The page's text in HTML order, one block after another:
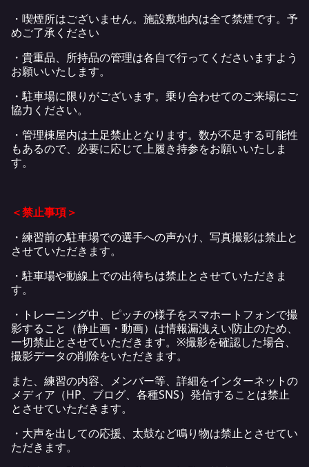
・喫煙所はございません。施設敷地内は全て禁煙です。予
めご了承ください
・貴重品、所持品の管理は各自で行ってくださいますよう
お願いいたします。
・駐車場に限りがございます。乗り合わせてのご来場にご
協力ください。
・管理棟屋内は土足禁止となります。数が不足する可能性
もあるので、必要に応じて上履き持参をお願いいたしま
す。
＜禁止事項＞
・練習前の駐車場での選手への声かけ、写真撮影は禁止と
させていただきます。
・駐車場や動線上での出待ちは禁止とさせていただきま
す。
・トレーニング中、ピッチの様子をスマホートフォンで撮
影すること（静止画・動画）は情報漏洩えい防止のため、
一切禁止とさせていただきます。※撮影を確認した場合、
撮影データの削除をいただきます。
また、練習の内容、メンバー等、詳細をインターネットの
メディア（HP、ブログ、各種SNS）発信することは禁止
とさせていただきます。
・大声を出しての応援、太鼓など鳴り物は禁止とさせてい
ただきます。